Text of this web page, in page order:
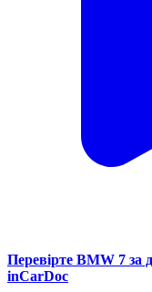
Перевірте BMW 7 за
inCarDoc